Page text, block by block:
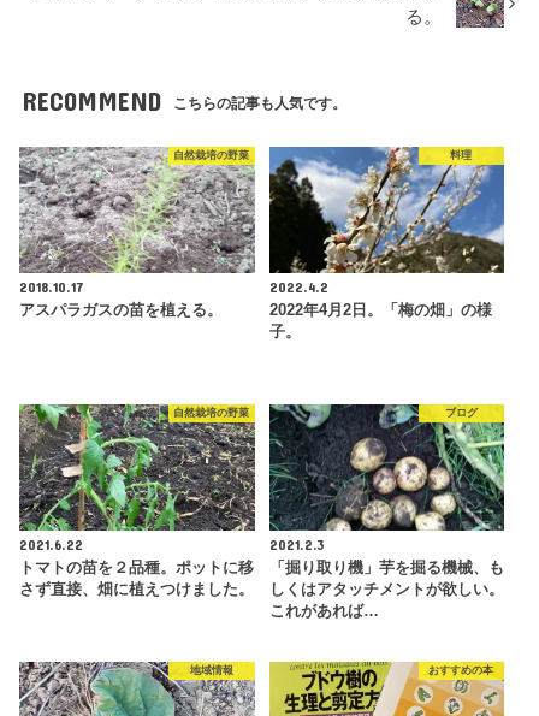
る。
RECOMMEND こちらの記事も人気です。
自然栽培の野菜
2018.10.17
アスパラガスの苗を植える。
料理
2022.4.2
2022年4月2日。「梅の畑」の様
子。
自然栽培の野菜
2021.6.22
トマトの苗を２品種。ポットに移
さず直接、畑に植えつけました。
ブログ
2021.2.3
「掘り取り機」芋を掘る機械、も
しくはアタッチメントが欲しい。
これがあれば…
地域情報 おすすめの本